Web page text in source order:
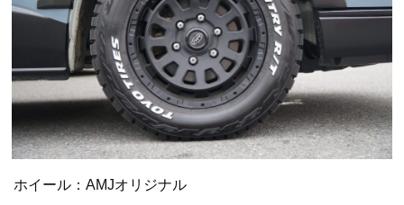
ホイール：AMJオリジナル